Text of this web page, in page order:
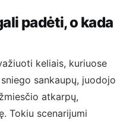
padėti, o kada
keliais, kuriuose
sankaupų, juodojo
atkarpų,
Tokiu scenarijumi